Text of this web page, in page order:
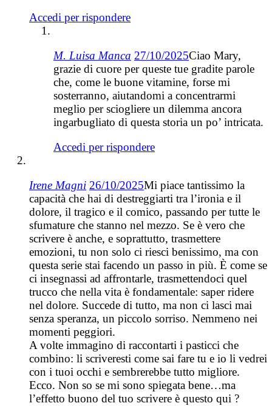
Accedi per rispondere
M. Luisa Manca 27/10/2025Ciao Mary,
grazie di cuore per queste tue gradite parole
che, come le buone vitamine, forse mi
sosterranno, aiutandomi a concentrarmi
meglio per sciogliere un dilemma ancora
ingarbugliato di questa storia un po’ intricata.
Accedi per rispondere
Irene Magni 26/10/2025Mi piace tantissimo la
capacità che hai di destreggiarti tra l’ironia e il
dolore, il tragico e il comico, passando per tutte le
sfumature che stanno nel mezzo. Se è vero che
scrivere è anche, e soprattutto, trasmettere
emozioni, tu non solo ci riesci benissimo, ma con
questa serie stai facendo un passo in più. È come se
ci insegnassi ad affrontarle, trasmettendoci quel
trucco che nella vita è fondamentale: saper ridere
nel dolore. Succede di tutto, ma non ci lasci mai
senza speranza, un piccolo sorriso. Nemmeno nei
momenti peggiori.
A volte immagino di raccontarti i pasticci che
combino: li scriveresti come sai fare tu e io li vedrei
con i tuoi occhi e sembrerebbe tutto migliore.
Ecco. Non so se mi sono spiegata bene…ma
l’effetto buono del tuo scrivere è questo qui ?